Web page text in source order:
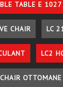
TABLE E 1027
CHAIR LC
LC2
OTTOMANE